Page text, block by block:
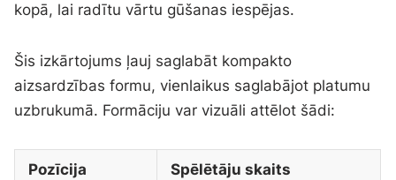
kopā, lai radītu vārtu gūšanas iespējas.
Šis izkārtojums ļauj saglabāt kompakto
aizsardzības formu, vienlaikus saglabājot platumu
uzbrukumā. Formāciju var vizuāli attēlot šādi:
Pozīcija Spēlētāju skaits